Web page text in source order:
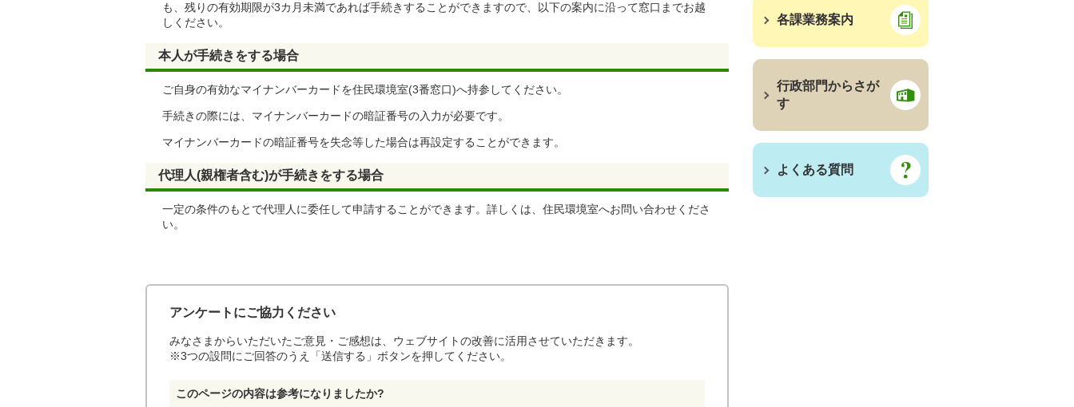
も、残りの有効期限が3カ月未満であれば手続きすることができますので、以下の案内に沿って窓口までお越
しください。
本人が手続きをする場合
ご自身の有効なマイナンバーカードを住民環境室(3番窓口)へ持参してください。
手続きの際には、マイナンバーカードの暗証番号の入力が必要です。
マイナンバーカードの暗証番号を失念等した場合は再設定することができます。
代理人(親権者含む)が手続きをする場合
一定の条件のもとで代理人に委任して申請することができます。詳しくは、住民環境室へお問い合わせくださ
い。
アンケートにご協力ください
みなさまからいただいたご意見・ご感想は、ウェブサイトの改善に活用させていただきます。
※3つの設問にご回答のうえ「送信する」ボタンを押してください。
このページの内容は参考になりましたか?
各課業務案内
行政部門からさが
す
よくある質問